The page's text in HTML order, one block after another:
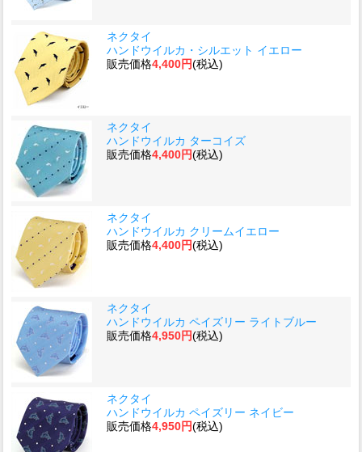
ネクタイ
ハンドウイルカ・シルエット イエロー
販売価格4,400円(税込)
ネクタイ
ハンドウイルカ ターコイズ
販売価格4,400円(税込)
ネクタイ
ハンドウイルカ クリームイエロー
販売価格4,400円(税込)
ネクタイ
ハンドウイルカ ペイズリー ライトブルー
販売価格4,950円(税込)
ネクタイ
ハンドウイルカ ペイズリー ネイビー
販売価格4,950円(税込)